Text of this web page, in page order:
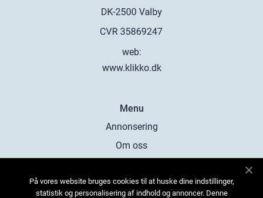
web:
www.klikko.dk
Menu
Annonsering
Om oss
Kontakta oss
På vores website bruges cookies til at huske dine indstillinger,
statistik og personalisering af indhold og annoncer. Denne